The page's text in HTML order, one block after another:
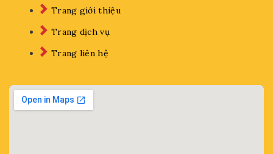
Trang giới thiệu
Trang dịch vụ
Trang liên hệ